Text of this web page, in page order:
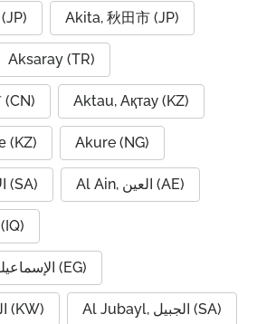
Akita, 秋田市 (JP)
Aksaray (TR)
(CN) Aktau, Ақтау (KZ)
(KZ) Akure (NG)
Al Ahsa, الأحساء (SA) Al Ain, العين (AE)
Al Hillah, الحلة (IQ)
Al Ismailiya, الإسماعيلية (EG)
Al Jahra, الجهراء (KW) Al Jubayl, الجبيل (SA)